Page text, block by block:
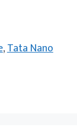
,Tata Nano